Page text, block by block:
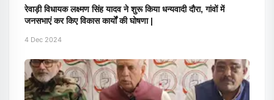
रेवाड़ी विधायक लक्ष्मण सिंह यादव ने शुरू किया धन्यवादी दौरा, गांवों में
जनसभाएं कर किए विकास कार्यों की घोषणा |
4 Dec 2024